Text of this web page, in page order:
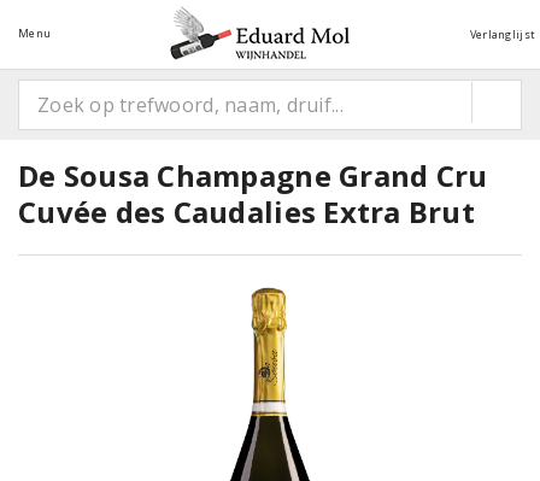
Menu Verlanglijst
De Sousa Champagne Grand Cru
Cuvée des Caudalies Extra Brut